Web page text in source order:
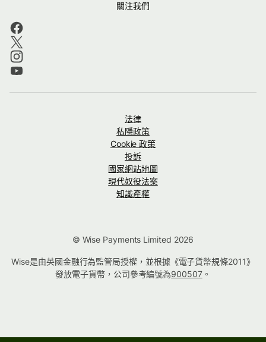
關注我們
法律
私隱政策
Cookie 政策
投訴
國家網站地圖
現代奴役法案
知識產權
© Wise Payments Limited 2026
Wise是由英國金融行為監管局授權，並根據《電子貨幣規條2011》
發放電子貨幣，公司參考編號為900507。